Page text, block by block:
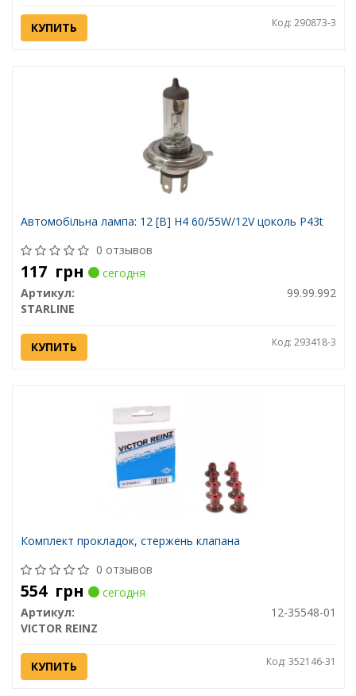
КУПИТЬ Код: 290873-3
Автомобiльна лампа: 12 [В] H4 60/55W/12V цоколь P43t
0 отзывов
117 грн
сегодня
Артикул:
99.99.992
STARLINE
КУПИТЬ Код: 293418-3
Комплект прокладок, стержень клапана
0 отзывов
554 грн
сегодня
Артикул:
12-35548-01
VICTOR REINZ
КУПИТЬ Код: 352146-31